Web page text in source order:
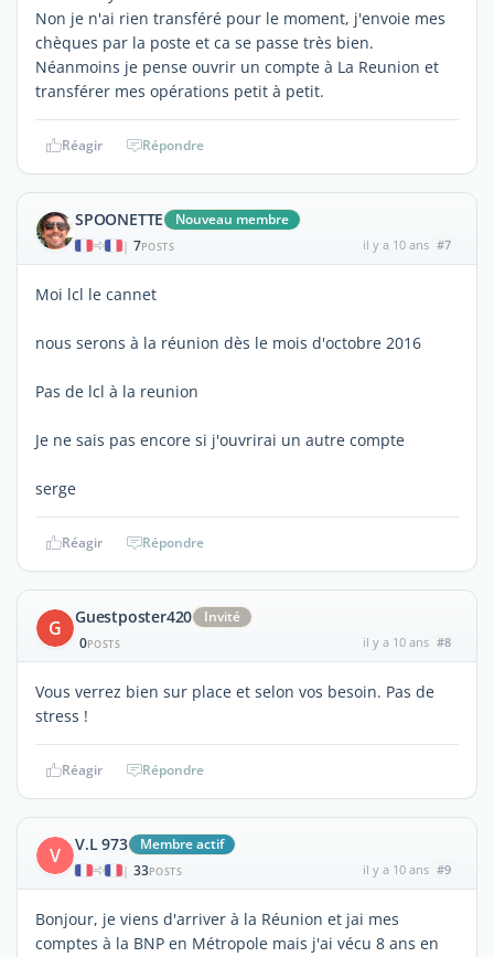
Non je n'ai rien transféré pour le moment, j'envoie mes
chèques par la poste et ca se passe très bien.
Néanmoins je pense ouvrir un compte à La Reunion et
transférer mes opérations petit à petit.
Réagir Répondre
SPOONETTE Nouveau membre
| 7POSTS il y a 10 ans #7
Moi lcl le cannet
nous serons à la réunion dès le mois d'octobre 2016
Pas de lcl à la reunion
Je ne sais pas encore si j'ouvrirai un autre compte
serge
Réagir Répondre
G Guestposter420
Invité
0POSTS il y a 10 ans #8
Vous verrez bien sur place et selon vos besoin. Pas de
stress !
Réagir Répondre
V V.L 973 Membre actif
| 33POSTS il y a 10 ans #9
Bonjour, je viens d'arriver à la Réunion et jai mes
comptes à la BNP en Métropole mais j'ai vécu 8 ans en